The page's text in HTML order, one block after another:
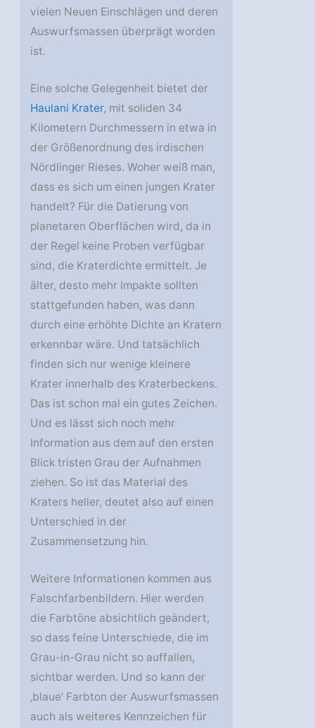
vielen Neuen Einschlägen und deren
Auswurfsmassen überprägt worden
ist.
Eine solche Gelegenheit bietet der
Haulani Krater, mit soliden 34
Kilometern Durchmessern in etwa in
der Größenordnung des irdischen
Nördlinger Rieses. Woher weiß man,
dass es sich um einen jungen Krater
handelt? Für die Datierung von
planetaren Oberflächen wird, da in
der Regel keine Proben verfügbar
sind, die Kraterdichte ermittelt. Je
älter, desto mehr Impakte sollten
stattgefunden haben, was dann
durch eine erhöhte Dichte an Kratern
erkennbar wäre. Und tatsächlich
finden sich nur wenige kleinere
Krater innerhalb des Kraterbeckens.
Das ist schon mal ein gutes Zeichen.
Und es lässt sich noch mehr
Information aus dem auf den ersten
Blick tristen Grau der Aufnahmen
ziehen. So ist das Material des
Kraters heller, deutet also auf einen
Unterschied in der
Zusammensetzung hin.
Weitere Informationen kommen aus
Falschfarbenbildern. Hier werden
die Farbtöne absichtlich geändert,
so dass feine Unterschiede, die im
Grau-in-Grau nicht so auffallen,
sichtbar werden. Und so kann der
‚blaue‘ Farbton der Auswurfsmassen
auch als weiteres Kennzeichen für